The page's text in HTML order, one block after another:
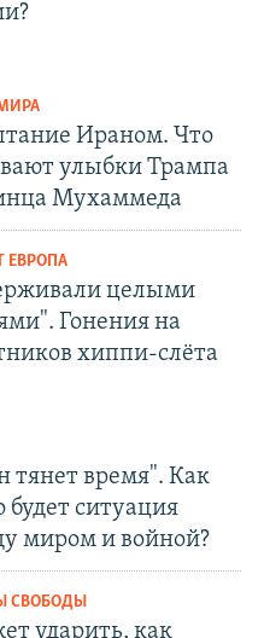
Ираном. Что
улыбки Трампа
Мухаммеда
ЕВРОПА
целыми
Гонения на
хиппи-слёта
тянет время". Как
будет ситуация
миром и войной?
СВОБОДЫ
ударить, как